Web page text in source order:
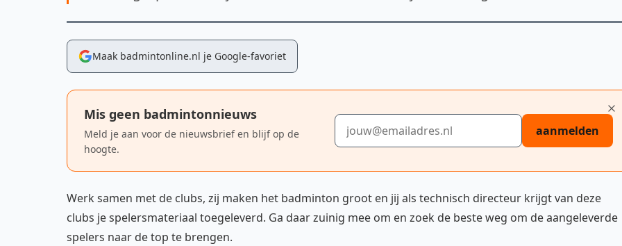
Maak badmintonline.nl je Google-favoriet
Mis geen badmintonnieuws
Meld je aan voor de nieuwsbrief en blijf op de
hoogte.
E-mailadres
aanmelden
Werk samen met de clubs, zij maken het badminton groot en jij als technisch directeur krijgt van deze
clubs je spelersmateriaal toegeleverd. Ga daar zuinig mee om en zoek de beste weg om de aangeleverde
spelers naar de top te brengen.